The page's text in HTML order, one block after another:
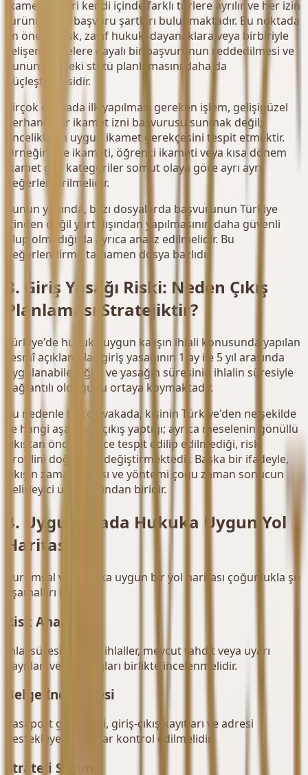
İkamet izinleri kendi içinde farklı türlere ayrılır ve her izin
türünün ayrı başvuru şartları bulunmaktadır. Bu noktada
en önemli risk, zayıf hukuki dayanaklara veya birbiriyle
çelişen belgelere dayalı bir başvurunun reddedilmesi ve
bunun ilerideki statü planlamasını daha da
güçleştirmesidir.
Birçok dosyada ilk yapılması gereken işlem, gelişigüzel
herhangi bir ikamet izni başvurusu sunmak değil;
öncelikle en uygun ikamet gerekçesini tespit etmektir.
Örneğin aile ikameti, öğrenci ikameti veya kısa dönem
ikamet gibi kategoriler somut olaya göre ayrı ayrı
değerlendirilmelidir.
Bunun yanında, bazı dosyalarda başvurunun Türkiye
içinden değil yurt dışından yapılmasının daha güvenli
olup olmadığı da ayrıca analiz edilmelidir. Bu
değerlendirme tamamen dosya bazlıdır.
3. Giriş Yasağı Riski: Neden Çıkış
Planlaması Stratejiktir?
Türkiye'de hukuka uygun kalışın ihlali konusunda yapılan
resmî açıklamalar, giriş yasağının 1 ay ile 5 yıl arasında
uygulanabileceğini ve yasağın süresinin ihlalin süresiyle
bağlantılı olduğunu ortaya koymaktadır.
Bu nedenle birçok vakada, kişinin Türkiye'den ne şekilde
ve hangi aşamada çıkış yaptığı; ayrıca meselenin gönüllü
çıkıştan önce idarece tespit edilip edilmediği, risk
profilini doğrudan değiştirmektedir. Başka bir ifadeyle,
çıkışın zamanlaması ve yöntemi çoğu zaman sonucun
belirleyici unsurlarından biridir.
4. Uygulamada Hukuka Uygun Yol
Haritası
Kurumsal ve hukuka uygun bir yol haritası çoğunlukla şu
aşamaları içerir:
Risk Analizi
İhlal süresi, önceki ihlaller, mevcut tahdit veya uyarı
kayıtları ve aile bağları birlikte incelenmelidir.
Belge İncelemesi
Pasaport geçerliliği, giriş-çıkış kayıtları ve adresi
destekleyen evraklar kontrol edilmelidir.
Strateji Seçimi